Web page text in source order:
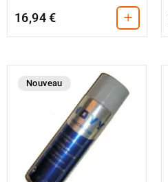
16,94 € +
Nouveau